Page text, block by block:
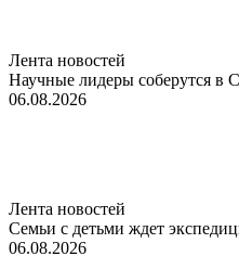
Лента новостей
Научные лидеры соберутся в
06.08.2026
Лента новостей
Семьи с детьми ждет
06.08.2026